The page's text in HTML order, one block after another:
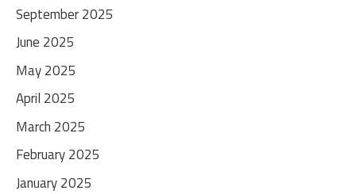
September 2025
June 2025
May 2025
April 2025
March 2025
February 2025
January 2025